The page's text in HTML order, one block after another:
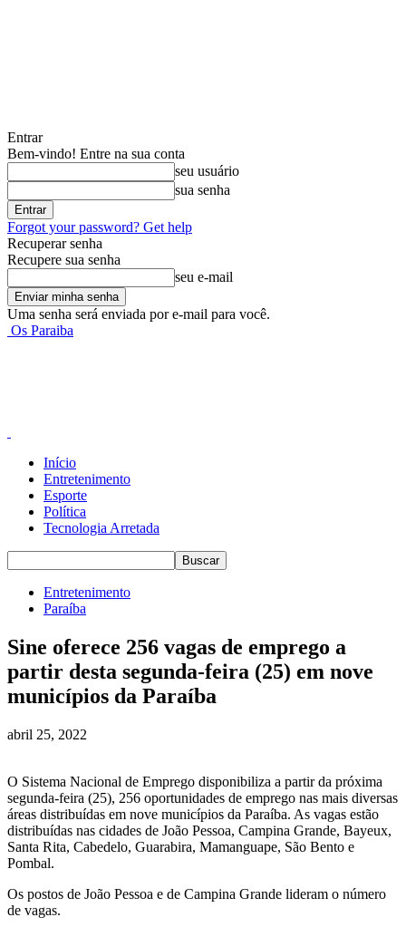
Entrar
Bem-vindo! Entre na sua conta
seu usuário
sua senha
Forgot your password? Get help
Recuperar senha
Recupere sua senha
seu e-mail
Uma senha será enviada por e-mail para você.
Os Paraiba
Início
Entretenimento
Esporte
Política
Tecnologia Arretada
Entretenimento
Paraíba
Sine oferece 256 vagas de emprego a
partir desta segunda-feira (25) em nove
municípios da Paraíba
abril 25, 2022
O Sistema Nacional de Emprego disponibiliza a partir da próxima
segunda-feira (25), 256 oportunidades de emprego nas mais diversas
áreas distribuídas em nove municípios da Paraíba. As vagas estão
distribuídas nas cidades de João Pessoa, Campina Grande, Bayeux,
Santa Rita, Cabedelo, Guarabira, Mamanguape, São Bento e
Pombal.
Os postos de João Pessoa e de Campina Grande lideram o número
de vagas.